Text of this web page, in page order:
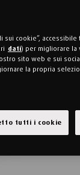
cookie”,
dati) per migliorare la
sito web e sui
la propria
tutti i cookie